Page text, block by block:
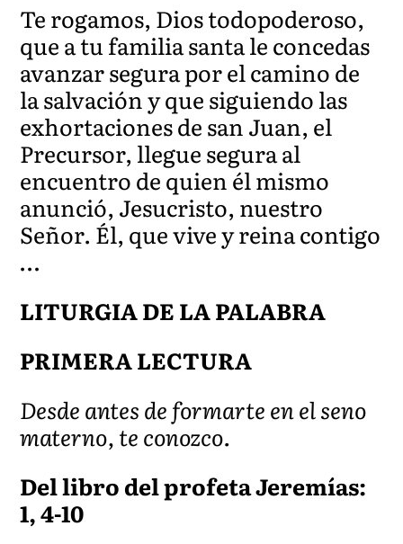
Te rogamos, Dios todopoderoso,
que a tu familia santa le concedas
avanzar segura por el camino de
la salvación y que siguiendo las
exhortaciones de san Juan, el
Precursor, llegue segura al
encuentro de quien él mismo
anunció, Jesucristo, nuestro
Señor. Él, que vive y reina contigo
…
LITURGIA DE LA PALABRA
PRIMERA LECTURA
Desde antes de formarte en el seno
materno, te conozco.
Del libro del profeta Jeremías:
1, 4-10